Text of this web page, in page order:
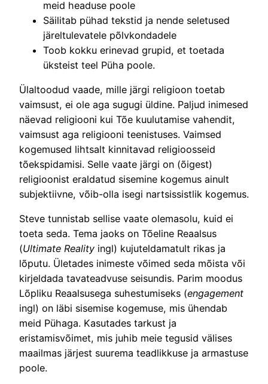
meid headuse poole
Säilitab pühad tekstid ja nende seletused
järeltulevatele põlvkondadele
Toob kokku erinevad grupid, et toetada
üksteist teel Püha poole.
Ülaltoodud vaade, mille järgi religioon toetab
vaimsust, ei ole aga sugugi üldine. Paljud inimesed
näevad religiooni kui Tõe kuulutamise vahendit,
vaimsust aga religiooni teenistuses. Vaimsed
kogemused lihtsalt kinnitavad religioosseid
tõekspidamisi. Selle vaate järgi on (õigest)
religioonist eraldatud sisemine kogemus ainult
subjektiivne, võib-olla isegi nartsissistlik kogemus.
Steve tunnistab sellise vaate olemasolu, kuid ei
toeta seda. Tema jaoks on Tõeline Reaalsus
(Ultimate Reality ingl) kujuteldamatult rikas ja
lõputu. Ületades inimeste võimed seda mõista või
kirjeldada tavateadvuse seisundis. Parim moodus
Lõpliku Reaalsusega suhestumiseks (engagement
ingl) on läbi sisemise kogemuse, mis ühendab
meid Pühaga. Kasutades tarkust ja
eristamisvõimet, mis juhib meie tegusid välises
maailmas järjest suurema teadlikkuse ja armastuse
poole.